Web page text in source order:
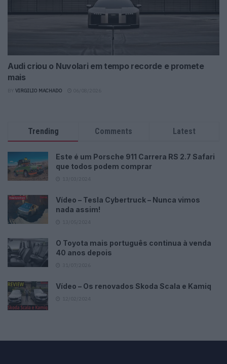
Audi criou o Nuvolari em tempo recorde e promete
mais
VIRGILIO MACHADO
Trending Comments Latest
Este é um Porsche 911 Carrera RS 2.7 Safari
que todos podem comprar
Vídeo – Tesla Cybertruck – Nunca vimos
nada assim!
O Toyota mais português continua à venda
40 anos depois
Vídeo – Os renovados Skoda Scala e Kamiq